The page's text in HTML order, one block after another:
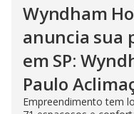
Wyndham
anuncia sua
em SP:
Paulo
Empreendimento tem